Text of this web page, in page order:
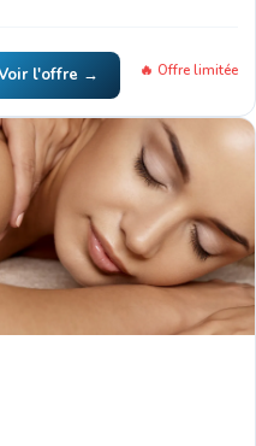
l'offre → 🔥 Offre limitée